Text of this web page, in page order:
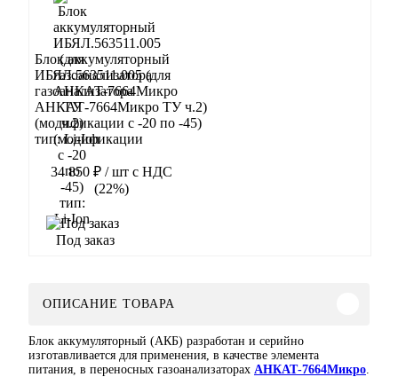
Блок аккумуляторный
ИБЯЛ.563511.005 (для
газоанализатора
АНКАТ-7664Микро ТУ ч.2)
(модификации с -20 по -45)
тип: Li-Ion
34 850 ₽ / шт с НДС
(22%)
Под заказ
ОПИСАНИЕ ТОВАРА
Блок аккумуляторный (АКБ) разработан и серийно
изготавливается для применения, в качестве элемента
питания, в переносных газоанализаторах АНКАТ-7664Микро